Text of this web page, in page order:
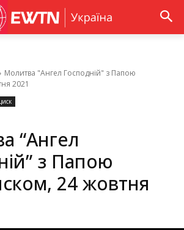
Молитва "Ангел Господній" з Папою
2021
“Ангел
з Папою
24 жовтня